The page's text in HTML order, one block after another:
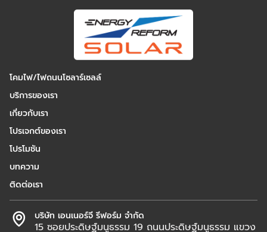
บริษัท เอนเนอร์จี รีฟอร์ม จำกัด
15 ซอยประดิษฐ์มนูธรรม 19 ถนนประดิษฐ์มนูธรรม แขวง
โคมไฟ/ไฟถนนโซลาร์เซลล์
บริการของเรา
เกี่ยวกับเรา
โปรเจกต์ของเรา
โปรโมชัน
บทความ
ติดต่อเรา